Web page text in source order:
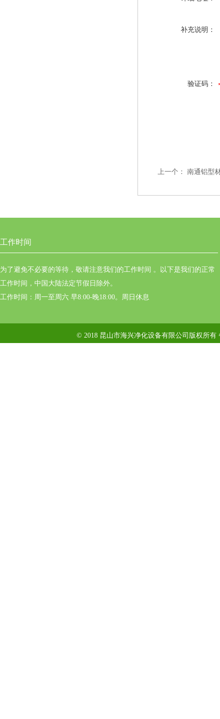
补充说明：
验证码：
上一个： 南通铝型
工作时间
为了避免不必要的等待，敬请注意我们的工作时间 。以下是我们的正常
工作时间，中国大陆法定节假日除外。
工作时间：周一至周六 早8:00-晚18:00。周日休息
© 2018 昆山市海兴净化设备有限公司版权所有